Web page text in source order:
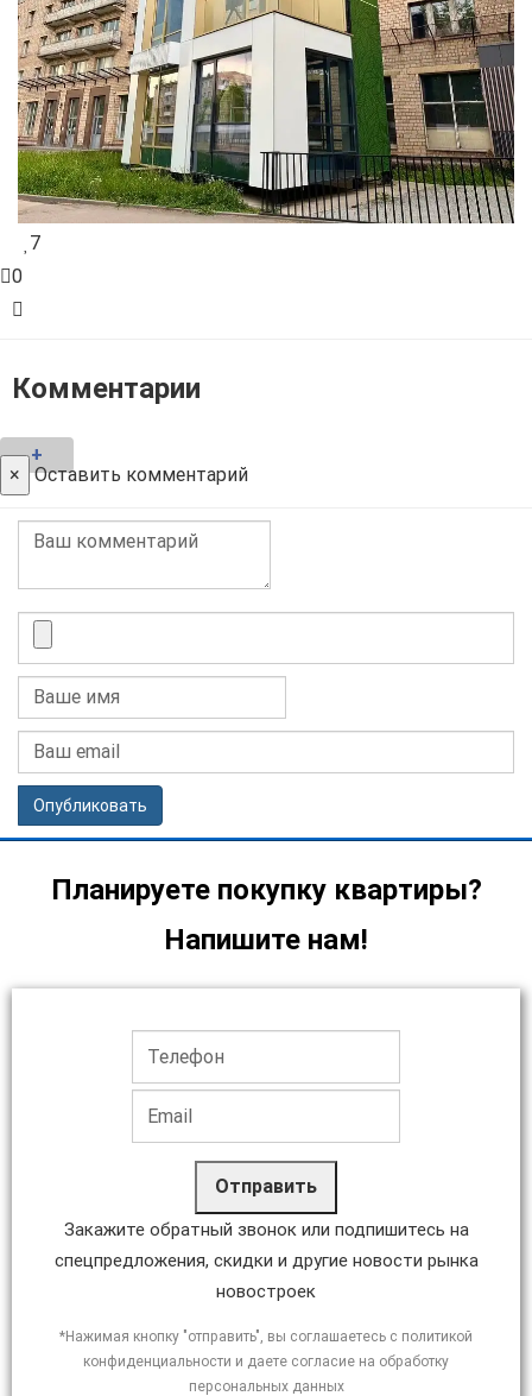
7
0
Комментарии
+
× Оставить комментарий
Опубликовать
Планируете покупку квартиры?
Напишите нам!
Отправить
Закажите обратный звонок или подпишитесь на
спецпредложения, скидки и другие новости рынка
новостроек
*Нажимая кнопку "отправить", вы соглашаетесь с политикой
конфиденциальности и даете согласие на обработку
персональных данных